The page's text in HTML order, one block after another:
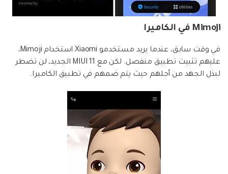
Mimoji في الكاميرا
في وقت سابق، عندما يريد مستخدمو Xiaomi استخدام Mimoji،
عليهم تثبيت تطبيق منفصل. لكن مع MIUI 11 الجديد، لن تضطر
لبذل الجهد من أجلهم حيث يتم ضمهم في تطبيق الكاميرا.